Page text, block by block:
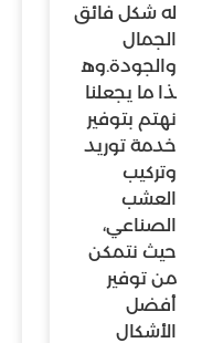
له شكل فائق
الجمال
والجودة.وه
ذا ما يجعلنا
نهتم بتوفير
خدمة توريد
وتركيب
العشب
الصناعي،
حيث نتمكن
من توفير
أفضل
الأشكال